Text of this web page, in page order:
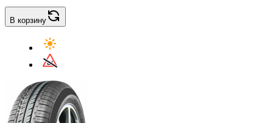
В корзину